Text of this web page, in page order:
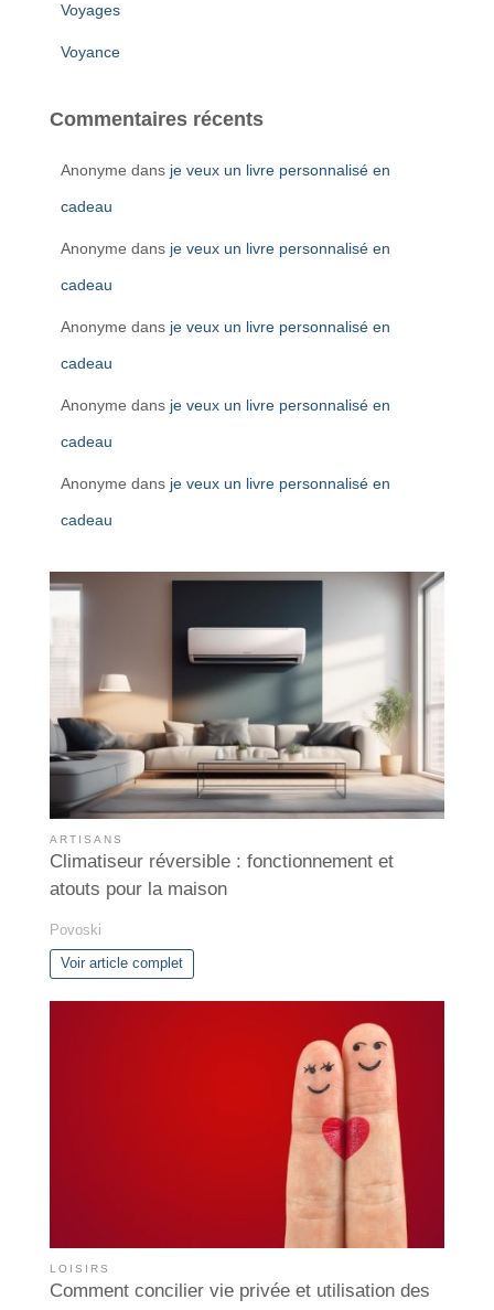
Voyages
Voyance
Commentaires récents
Anonyme dans je veux un livre personnalisé en
cadeau
Anonyme dans je veux un livre personnalisé en
cadeau
Anonyme dans je veux un livre personnalisé en
cadeau
Anonyme dans je veux un livre personnalisé en
cadeau
Anonyme dans je veux un livre personnalisé en
cadeau
ARTISANS
Climatiseur réversible : fonctionnement et
atouts pour la maison
Povoski
Voir article complet
LOISIRS
Comment concilier vie privée et utilisation des